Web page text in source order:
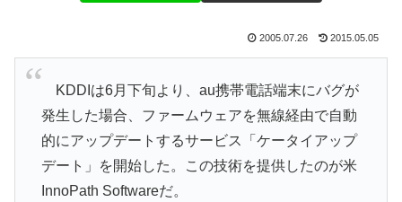
2005.07.26 2015.05.05
KDDIは6月下旬より、au携帯電話端末にバグが
発生した場合、ファームウェアを無線経由で自動
的にアップデートするサービス「ケータイアップ
デート」を開始した。この技術を提供したのが米
InnoPath Softwareだ。